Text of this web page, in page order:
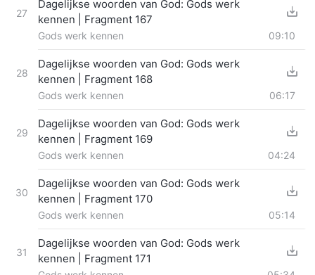
27
Dagelijkse woorden van God: Gods werk
kennen | Fragment 167
Gods werk kennen 09:10
28
Dagelijkse woorden van God: Gods werk
kennen | Fragment 168
Gods werk kennen 06:17
29
Dagelijkse woorden van God: Gods werk
kennen | Fragment 169
Gods werk kennen 04:24
30
Dagelijkse woorden van God: Gods werk
kennen | Fragment 170
Gods werk kennen 05:14
31
Dagelijkse woorden van God: Gods werk
kennen | Fragment 171